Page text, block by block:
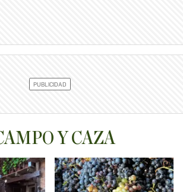
Y CAZA